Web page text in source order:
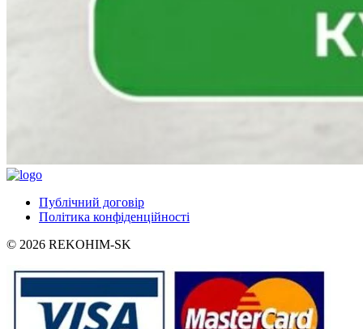
Публічний договір
Політика конфіденційності
© 2026 REKOHIM-SK